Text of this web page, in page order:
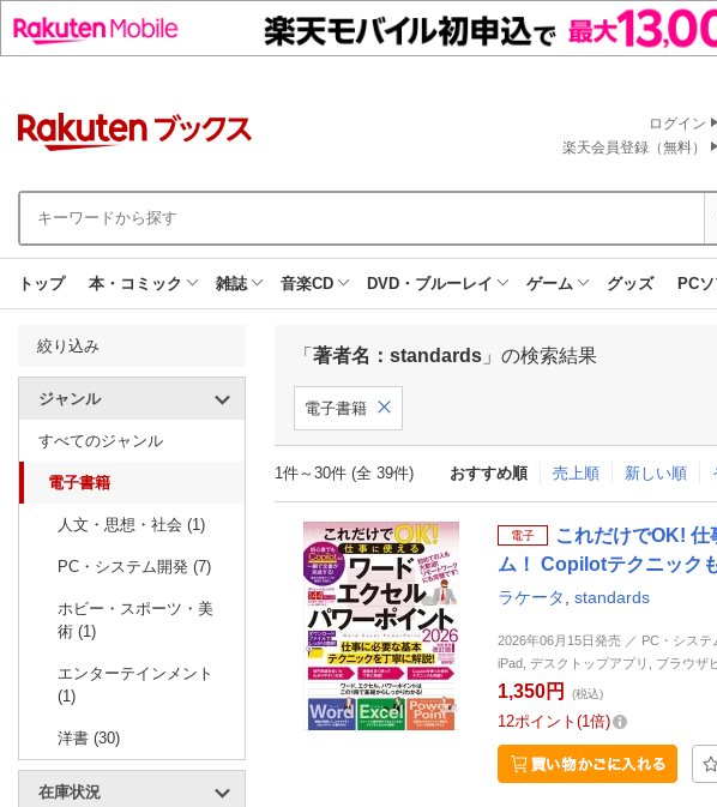
ログイン
楽天会員登録（無料）
トップ 本・コミック 雑誌 音楽CD DVD・ブルーレイ ゲーム グッズ PC
絞り込み
ジャンル
すべてのジャンル
電子書籍
人文・思想・社会 (1)
PC・システム開発 (7)
ホビー・スポーツ・美
術 (1)
エンターテインメント
(1)
洋書 (30)
在庫状況
「 著者名：standards 」の検索結果
電子書籍
1件～30件 (全 39件) おすすめ順 売上順 新しい順
電子
これだけでOK!
ム！ Copilotテクニック
ラケータ standards
2026年06月15日発売 ／ PC・シス
iPad, デスクトップアプリ, ブラウザ
1,350円 (税込)
12ポイント 1倍